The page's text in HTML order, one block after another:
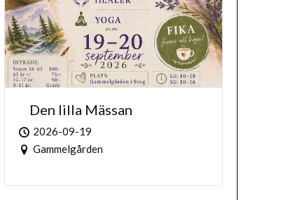
Den lilla Mässan
2026-09-19
Gammelgården